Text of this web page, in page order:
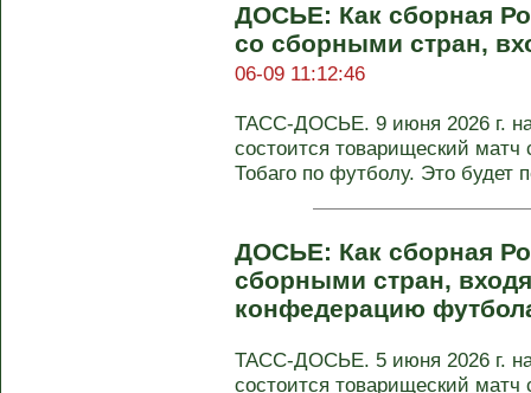
ДОСЬЕ: Как сборная
со сборными стран,
06-09 11:12:46
ТАСС-ДОСЬЕ. 9 июня 2026 г.
состоится товарищеский
Тобаго по футболу. Это будет
ДОСЬЕ: Как сборная
сборными стран,
конфедерацию
ТАСС-ДОСЬЕ. 5 июня 2026 г. на
состоится товарищеский